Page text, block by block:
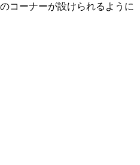
コーナーが設けられるように